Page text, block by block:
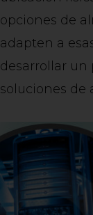
opciones de
adapten a
desarrollar un
soluciones de